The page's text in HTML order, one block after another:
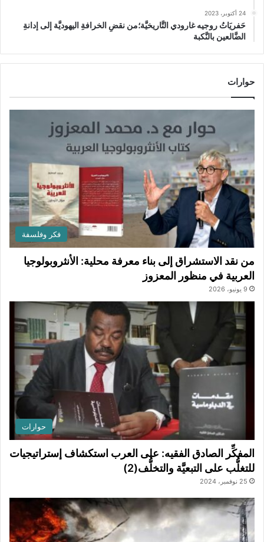
24 أكتوبر، 2023
حَفريَاتُ روجيه غارودي التَّاريخيَّة؛من نقضِ الخرافةِ اليهوديَّة إلى إدانةِ
الضَّالعين بالنَّكبة
حوارات
فكر وفلسفة
من نقد الاستشراق إلى بناء معرفة محلية: الأنثروبولوجيا
العربية في منظور المعزوز
9 يونيو، 2026
حوارات
المفكِّر الصادق الفقيه: على العرب استكشاف إستراتيجيات
للتغلُّب على التبعيَّة والتخلُّف(2)
25 نوفمبر، 2024